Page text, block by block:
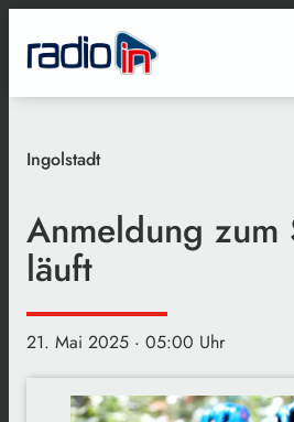
Ingolstadt
Anmeldung zum
läuft
21. Mai 2025 · 05:00 Uhr